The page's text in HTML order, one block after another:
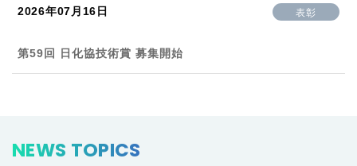
2026年07月16日 表彰
第59回 日化協技術賞 募集開始
NEWS TOPICS